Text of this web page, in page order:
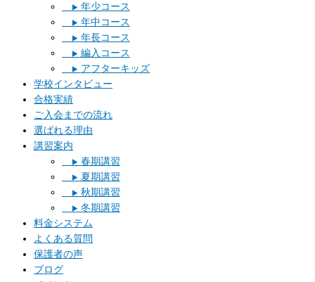
▶︎ 年少コース
▶︎ 年中コース
▶︎ 年長コース
▶︎ 編入コース
▶︎ アフターキッズ
学校インタビュー
合格実績
ご入会までの流れ
選ばれる理由
講習案内
▶︎ 春期講習
▶︎ 夏期講習
▶︎ 秋期講習
▶︎ 冬期講習
料金システム
よくある質問
保護者の声
ブログ